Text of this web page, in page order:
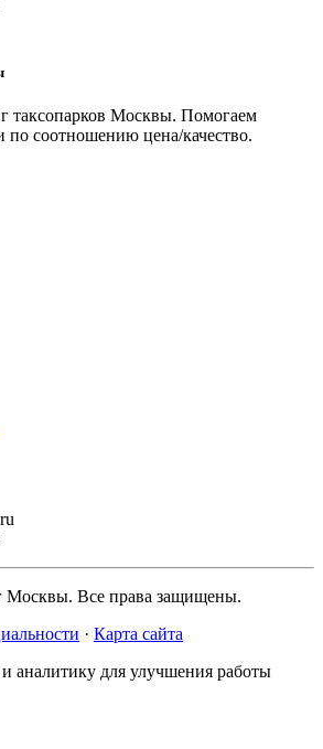
таксопарков Москвы. Помогаем
по соотношению цена/качество.
Москвы. Все права защищены.
· Карта сайта
аналитику для улучшения работы